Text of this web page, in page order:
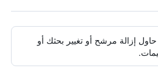
إزالة مرشح أو تغيير بحثك أو